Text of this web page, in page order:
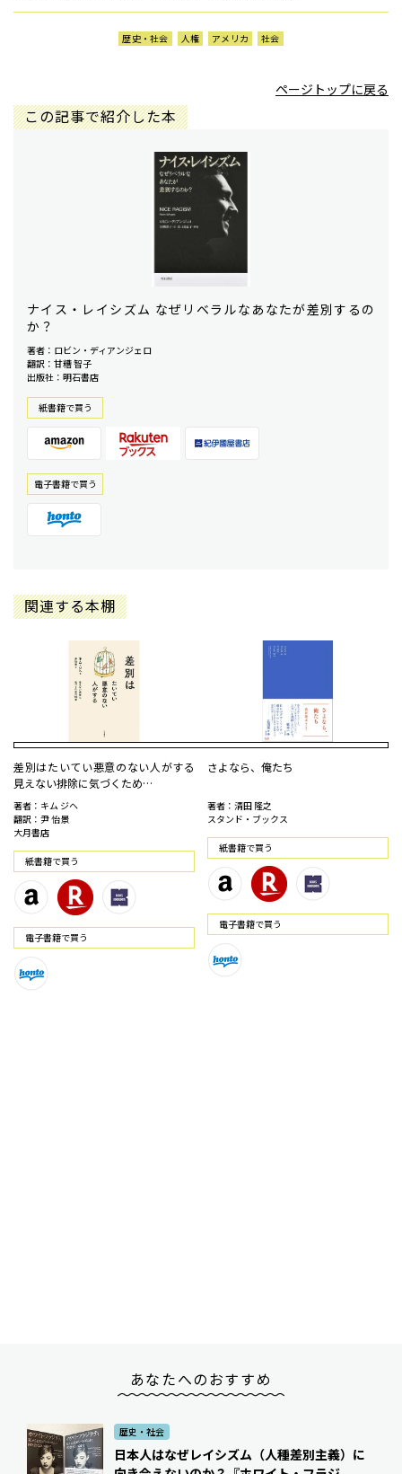
歴史・社会 人権 アメリカ 社会
ページトップに戻る
この記事で紹介した本
ナイス・レイシズム なぜリベラルなあなたが差別するの
か？
著者：ロビン・ディアンジェロ
翻訳：甘糟 智子
出版社：明石書店
紙書籍で買う
電⼦書籍で買う
関連する本棚
差別はたいてい悪意のない人がする
見えない排除に気づくため…
著者：キム ジヘ
翻訳：尹 怡景
大月書店
紙書籍で買う
電⼦書籍で買う
さよなら、俺たち
著者：清田 隆之
スタンド・ブックス
紙書籍で買う
電⼦書籍で買う
あなたへのおすすめ
歴史・社会
日本人はなぜレイシズム（人種差別主義）に